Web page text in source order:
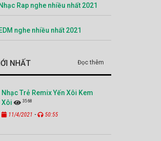
Rap nghe nhiều nhất 2021
nghe nhiều nhất 2021
NHẤT Đọc thêm
Nhạc Trẻ Remix Yến Xôi Kem
Xôi
3568
11/4/2021 - 50:55